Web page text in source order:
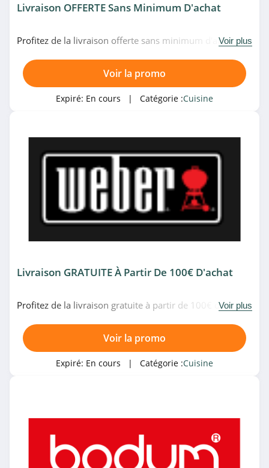
Livraison OFFERTE Sans Minimum D'achat
Profitez de la livraison offerte sans minimum d'achatVoir plus
Voir la promo
Expiré: En cours | Catégorie :Cuisine
Livraison GRATUITE À Partir De 100€ D'achat
Profitez de la livraison gratuite à partir de 100€ d'achat
Voir plus
Voir la promo
Expiré: En cours | Catégorie :Cuisine